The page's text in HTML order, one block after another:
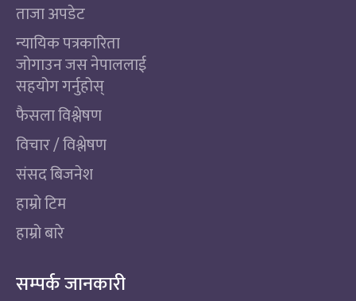
ताजा अपडेट
न्यायिक पत्रकारिता
जोगाउन जस नेपाललाई
सहयोग गर्नुहोस्
फैसला विश्लेषण
विचार / विश्लेषण
संसद बिजनेश
हाम्रो टिम
हाम्रो बारे
सम्पर्क जानकारी